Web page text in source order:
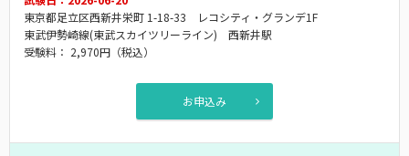
東京都足立区西新井栄町 1-18-33 レコシティ・グランデ1F
東武伊勢崎線(東武スカイツリーライン) 西新井駅
受験料： 2,970円 （税込）
お申込み